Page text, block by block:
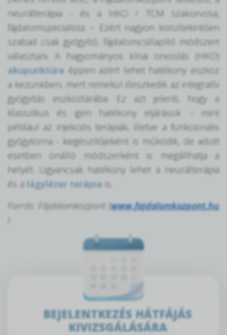
neurálterápia - és a HKO / TCM szakorvosa,
fájdalomspecialista. – Ezért nagyon körültekintően
szabad csak gyógyító, fájdalomcsillapító módszert
választani. A hagyományos kínai orvoslás (HKO)
akupunktúra éppen azért lehet hatékony eszköz
a kezünkben, mert remekül illeszkedik az integratív
gyógyítás eszköztárába. Ez azt jelenti, hogy a
klasszikus és igen hatékony eljárások – mint
például az injekciós terápiák, illetve a funkcionális
gyógytorna - kiegészítőjeként is működik, de adott
esetben önálló módszerként is megállhatja a
helyét. Ugyancsak hatékony lehet a neurálterápia
és a lágylézer terápia is.
Forrás: Fájdalomközpont (www.fajdalomkozpont.hu
BEJELENTKEZÉS HÁTFÁJÁS
KIVIZSGÁLÁSÁRA